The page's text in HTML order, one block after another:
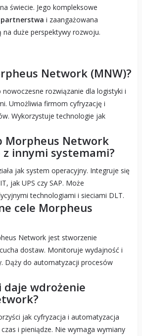
świecie. Jego kompleksowe
partnerstwa i zaangażowana
na duże perspektywy rozwoju.
Network (MNW)?
rozwiązanie dla logistyki i
Umożliwia firmom cyfryzację i
Wykorzystuje technologie jak
Morpheus Network
z innymi systemami?
jak system operacyjny. Integruje się
jak UPS czy SAP. Może
technologiami i sieciami DLT.
cele Morpheus
Network jest stworzenie
dostaw. Monitoruje wydajność i
Dąży do automatyzacji procesów
daje wdrożenie
jak cyfryzacja i automatyzacja
i pieniądze. Nie wymaga wymiany